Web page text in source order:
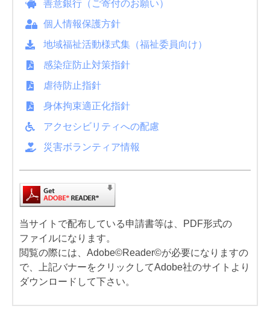
善意銀行（ご寄付のお願い）
個人情報保護方針
地域福祉活動様式集（福祉委員向け）
感染症防止対策指針
虐待防止指針
身体拘束適正化指針
アクセシビリティへの配慮
災害ボランティア情報
当サイトで配布している申請書等は、PDF形式の
ファイルになります。
閲覧の際には、Adobe©Reader©が必要になりますの
で、上記バナーをクリックしてAdobe社のサイトより
ダウンロードして下さい。